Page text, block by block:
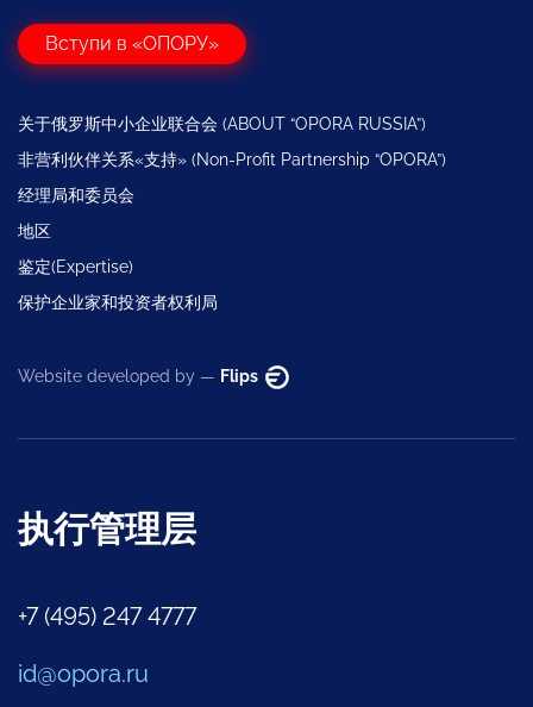
Вступи в «ОПОРУ»
关于俄罗斯中小企业联合会 (ABOUT “OPORA RUSSIA”)
非营利伙伴关系«支持» (Non-Profit Partnership “OPORA”)
经理局和委员会
地区
鉴定(Expertise)
保护企业家和投资者权利局
Website developed by — Flips
执行管理层
+7 (495) 247 4777
id@opora.ru